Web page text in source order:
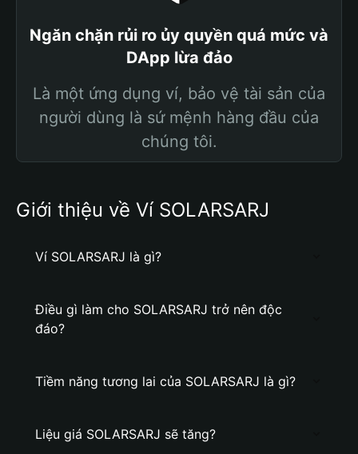
Ngăn chặn rủi ro ủy quyền quá mức và
DApp lừa đảo
Là một ứng dụng ví, bảo vệ tài sản của
người dùng là sứ mệnh hàng đầu của
chúng tôi.
Giới thiệu về Ví SOLARSARJ
Ví SOLARSARJ là gì?
Điều gì làm cho SOLARSARJ trở nên độc
đáo?
Tiềm năng tương lai của SOLARSARJ là gì?
Liệu giá SOLARSARJ sẽ tăng?